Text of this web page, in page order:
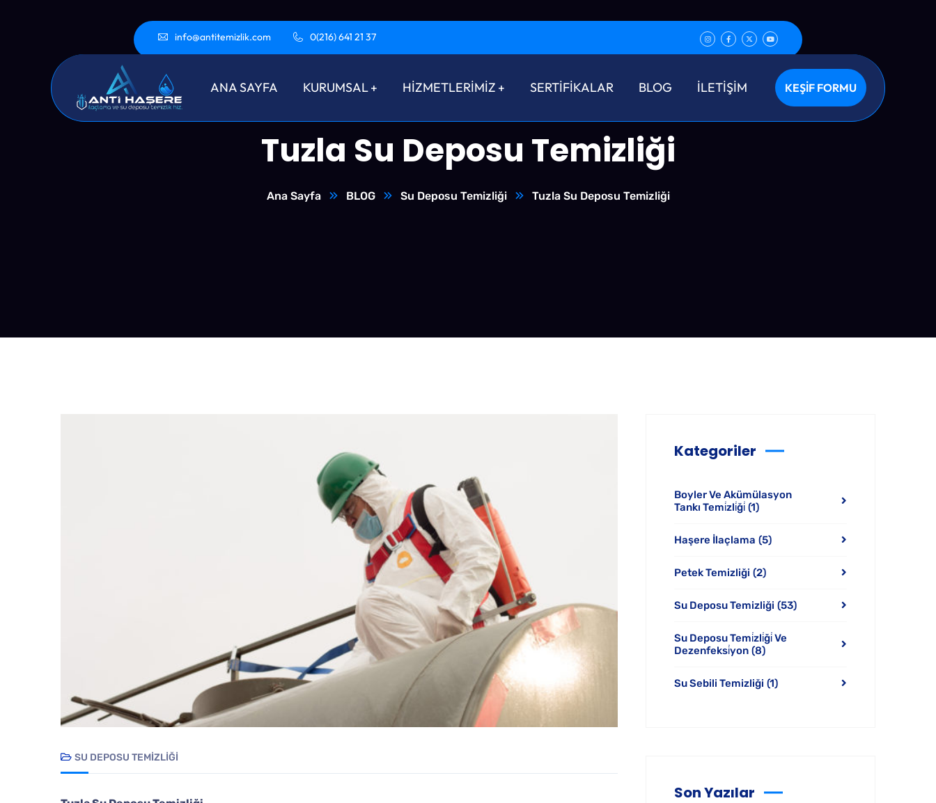
info@antitemizlik.com 0(216) 641 21 37
ANA SAYFA KURUMSAL HİZMETLERİMİZ SERTİFİKALAR BLOG İLETİŞİM KEŞİF FORMU
Tuzla Su Deposu Temizliği
Ana Sayfa BLOG Su Deposu Temizliği Tuzla Su Deposu Temizliği
SU DEPOSU TEMIZLIĞI
Kategoriler
Boyler Ve Akümülasyon
Tankı Temi̇zli̇ği̇ (1)
Haşere İlaçlama (5)
Petek Temizliği (2)
Su Deposu Temizliği (53)
Su Deposu Temi̇zli̇ği̇ Ve
Dezenfeksi̇yon (8)
Su Sebili Temizliği (1)
Son Yazılar